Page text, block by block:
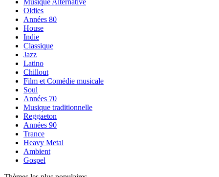
Musique Alternative
Oldies
Années 80
House
Indie
Classique
Jazz
Latino
Chillout
Film et Comédie musicale
Soul
Années 70
Musique traditionnelle
Reggaeton
Années 90
Trance
Heavy Metal
Ambient
Gospel